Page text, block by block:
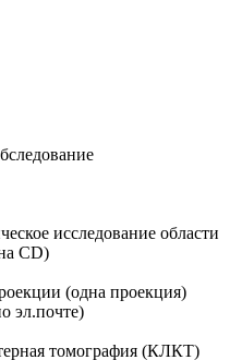
исследование области
CD)
(одна проекция)
эл.почте)
томография (КЛКТ)